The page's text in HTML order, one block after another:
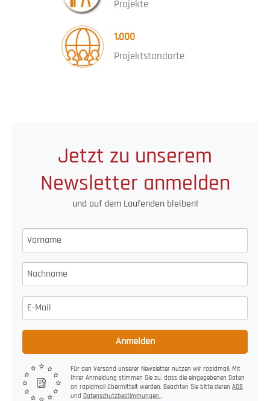
Projekte
1.000
Projektstandorte
Jetzt zu unserem
Newsletter anmelden
und auf dem Laufenden bleiben!
Anmelden
Für den Versand unserer Newsletter nutzen wir rapidmail. Mit
Ihrer Anmeldung stimmen Sie zu, dass die eingegebenen Daten
an rapidmail übermittelt werden. Beachten Sie bitte deren AGB
und Datenschutzbestimmungen .